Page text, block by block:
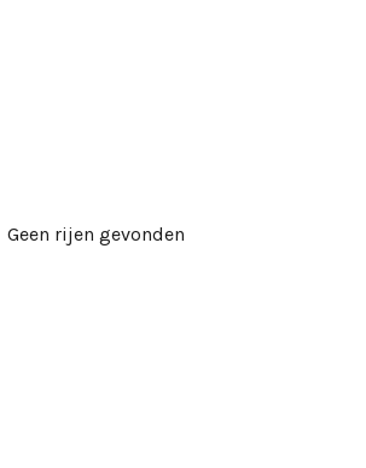
Geen rijen gevonden